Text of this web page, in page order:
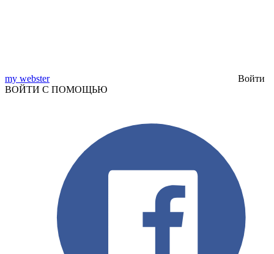
my webster
Войти
ВОЙТИ С ПОМОЩЬЮ